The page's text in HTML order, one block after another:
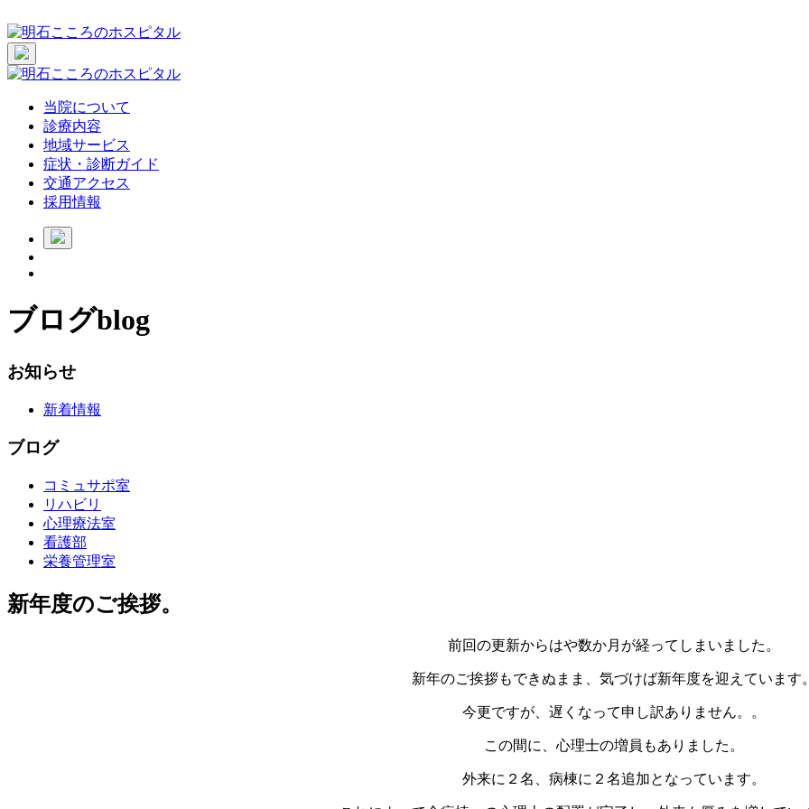
当院について
診療内容
地域サービス
症状・診断ガイド
交通アクセス
採用情報
ブログblog
お知らせ
新着情報
ブログ
コミュサポ室
リハビリ
心理療法室
看護部
栄養管理室
新年度のご挨拶。
前回の更新からはや数か月が経ってしまいました。
新年のご挨拶もできぬまま、気づけば新年度を迎えています
今更ですが、遅くなって申し訳ありません。。
この間に、心理士の増員もありました。
外来に２名、病棟に２名追加となっています。